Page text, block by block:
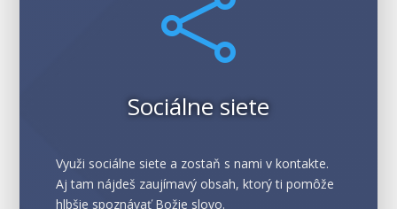

Sociálne siete
Využi sociálne siete a zostaň s nami v kontakte.
Aj tam nájdeš zaujímavý obsah, ktorý ti pomôže
hlbšie spoznávať Božie slovo.